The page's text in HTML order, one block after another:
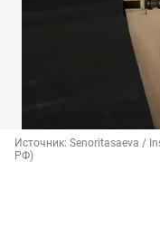
Источник: Senoritasaeva /
РФ)